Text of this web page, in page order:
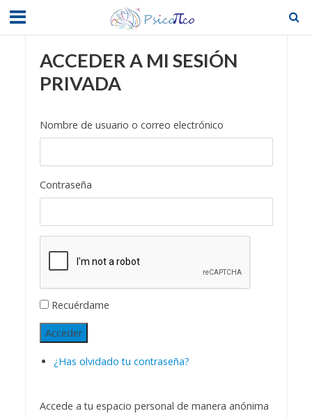
ACCEDER A MI SESIÓN
PRIVADA
Nombre de usuario o correo electrónico
Contraseña
Recuérdame
Acceder
¿Has olvidado tu contraseña?
Accede a tu espacio personal de manera anónima